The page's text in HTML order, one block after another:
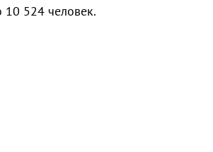
10 524 человек.